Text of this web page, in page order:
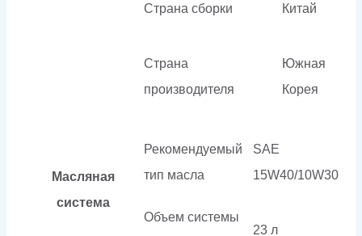
Страна сборки Китай
Страна
производителя
Южная
Корея
Масляная
система
Рекомендуемый
тип масла
SAE
15W40/10W30
Объем системы
23 л